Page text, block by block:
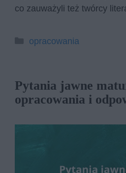
co zauważyli też twórcy
Kategorie
opracowania
Pytania jawne
opracowania i